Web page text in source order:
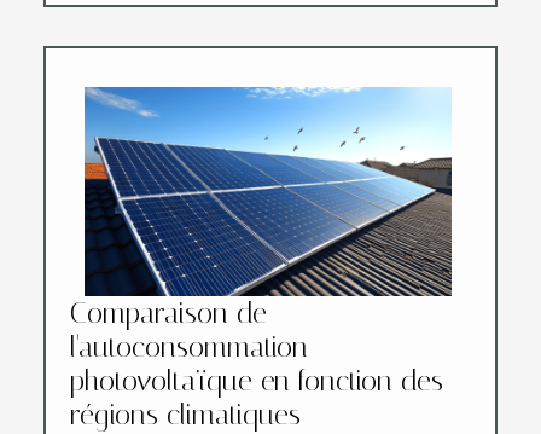
Comparaison de
l'autoconsommation
photovoltaïque en fonction des
régions climatiques